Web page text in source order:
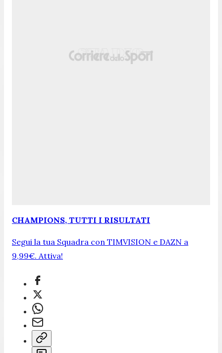
CHAMPIONS, TUTTI I RISULTATI
Segui la tua Squadra con TIMVISION e DAZN a
9,99€. Attiva!